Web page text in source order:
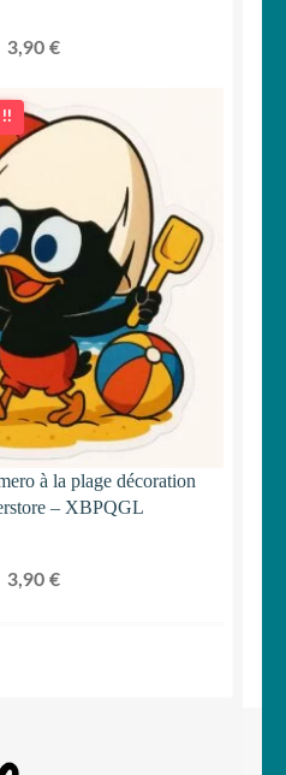
3,90 €
!!
à la plage décoration
– XBPQGL
3,90 €